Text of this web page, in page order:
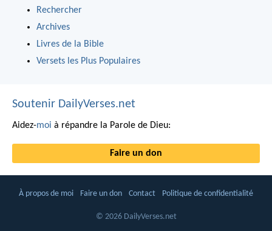
Rechercher
Archives
Livres de la Bible
Versets les Plus Populaires
Soutenir DailyVerses.net
Aidez-moi à répandre la Parole de Dieu:
Faire un don
À propos de moi Faire un don Contact Politique de confidentialité
© 2026 DailyVerses.net